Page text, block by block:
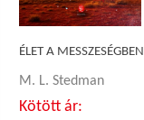
ÉLET A MESSZESÉGBEN
M. L. Stedman
Kötött ár: